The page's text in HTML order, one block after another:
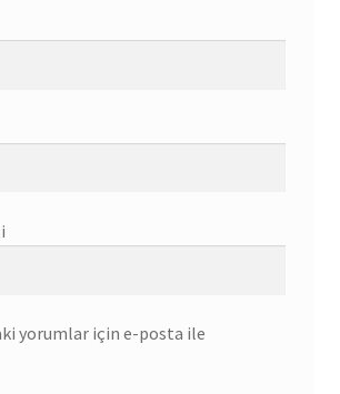
yorumlar için e-posta ile